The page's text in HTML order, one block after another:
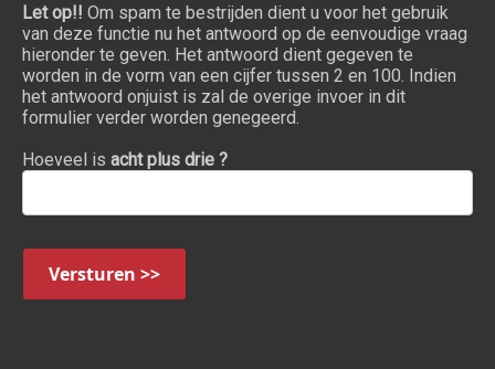
Let op!! Om spam te bestrijden dient u voor het gebruik
van deze functie nu het antwoord op de eenvoudige vraag
hieronder te geven. Het antwoord dient gegeven te
worden in de vorm van een cijfer tussen 2 en 100. Indien
het antwoord onjuist is zal de overige invoer in dit
formulier verder worden genegeerd.
Hoeveel is acht plus drie ?
Versturen >>